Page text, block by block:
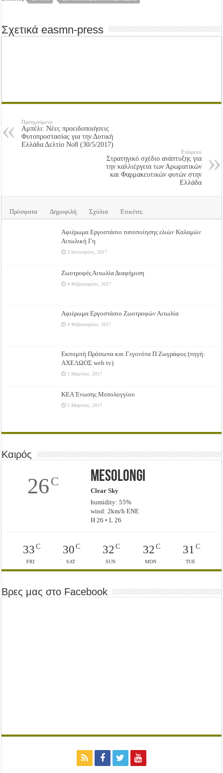
Σχετικά easmn-press
Προηγούμενο
Αμπέλι: Νέες προειδοποιήσεις
Φυτοπροστασίας για την Δυτική
Ελλάδα Δελτίο Νο8 (30/5/2017)
Επόμενο
Στρατηγικό σχέδιο ανάπτυξης για
την καλλιέργεια των Αρωματικών
και Φαρμακευτικών φυτών στην
Ελλάδα
Πρόσφατα Δημοφιλή Σχόλια Ετικέτες
Αφιέρωμα Εργοστάσιο τυποποίησης ελιών Καλαμών
Αιτωλική Γη
3 Ιανουαρίου, 2017
Ζωοτροφές Αιτωλία Διαφήμιση
4 Φεβρουαρίου, 2017
Αφιέρωμα Εργοστάσιο Ζωοτροφών Αιτωλία
4 Φεβρουαρίου, 2017
Εκπομπή Πρόσωπα και Γεγονότα Π Ζωγράφος (πηγή:
ΑΧΕΛΩΟΣ web tv)
1 Μαρτίου, 2017
ΚΕΑ Ένωσης Μεσολογγίου
1 Μαρτίου, 2017
Καιρός
26C Mesolongi
Clear Sky
humidity: 55%
wind: 2km/h ENE
H 26 • L 26
33C
FRI
30C
SAT
32 C
SUN
32C
MON
31 C
TUE
Βρες μας στο Facebook